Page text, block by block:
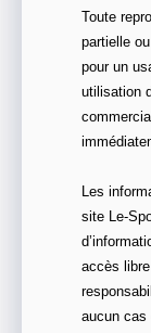
Toute
partielle
pour un
utilisation
Les
site Le-
accès
aucun cas